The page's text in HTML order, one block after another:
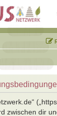
zwischen dir